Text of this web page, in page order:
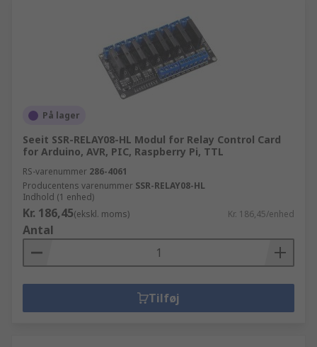
På lager
Seeit SSR-RELAY08-HL Modul for Relay Control Card
for Arduino, AVR, PIC, Raspberry Pi, TTL
RS-varenummer 286-4061
Producentens varenummer SSR-RELAY08-HL
Indhold (1 enhed)
Kr. 186,45(ekskl. moms) Kr. 186,45/enhed
Antal
Tilføj